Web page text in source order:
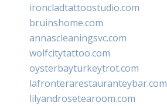
ironcladtattoostudio.com
bruinshome.com
annascleaningsvc.com
wolfcitytattoo.com
oysterbayturkeytrot.com
lafronterarestauranteybar.com
lilyandrosetearoom.com